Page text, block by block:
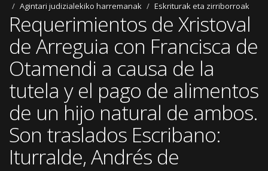
Agintari judizialekiko harremanak
Eskriturak eta zirriborroak
Requerimientos de Xristoval
de Arreguia con Francisca de
Otamendi a causa de la
tutela y el pago de alimentos
de un hijo natural de ambos.
Son traslados Escribano:
Iturralde, Andrés de